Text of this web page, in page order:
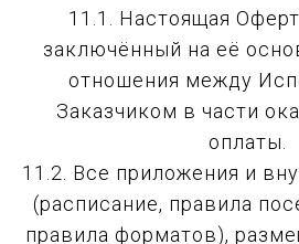
11.1. Настоящая
заключённый на её
отношения между
Заказчиком в части
оплаты.
11.2. Все приложения и
(расписание, правила
правила форматов),